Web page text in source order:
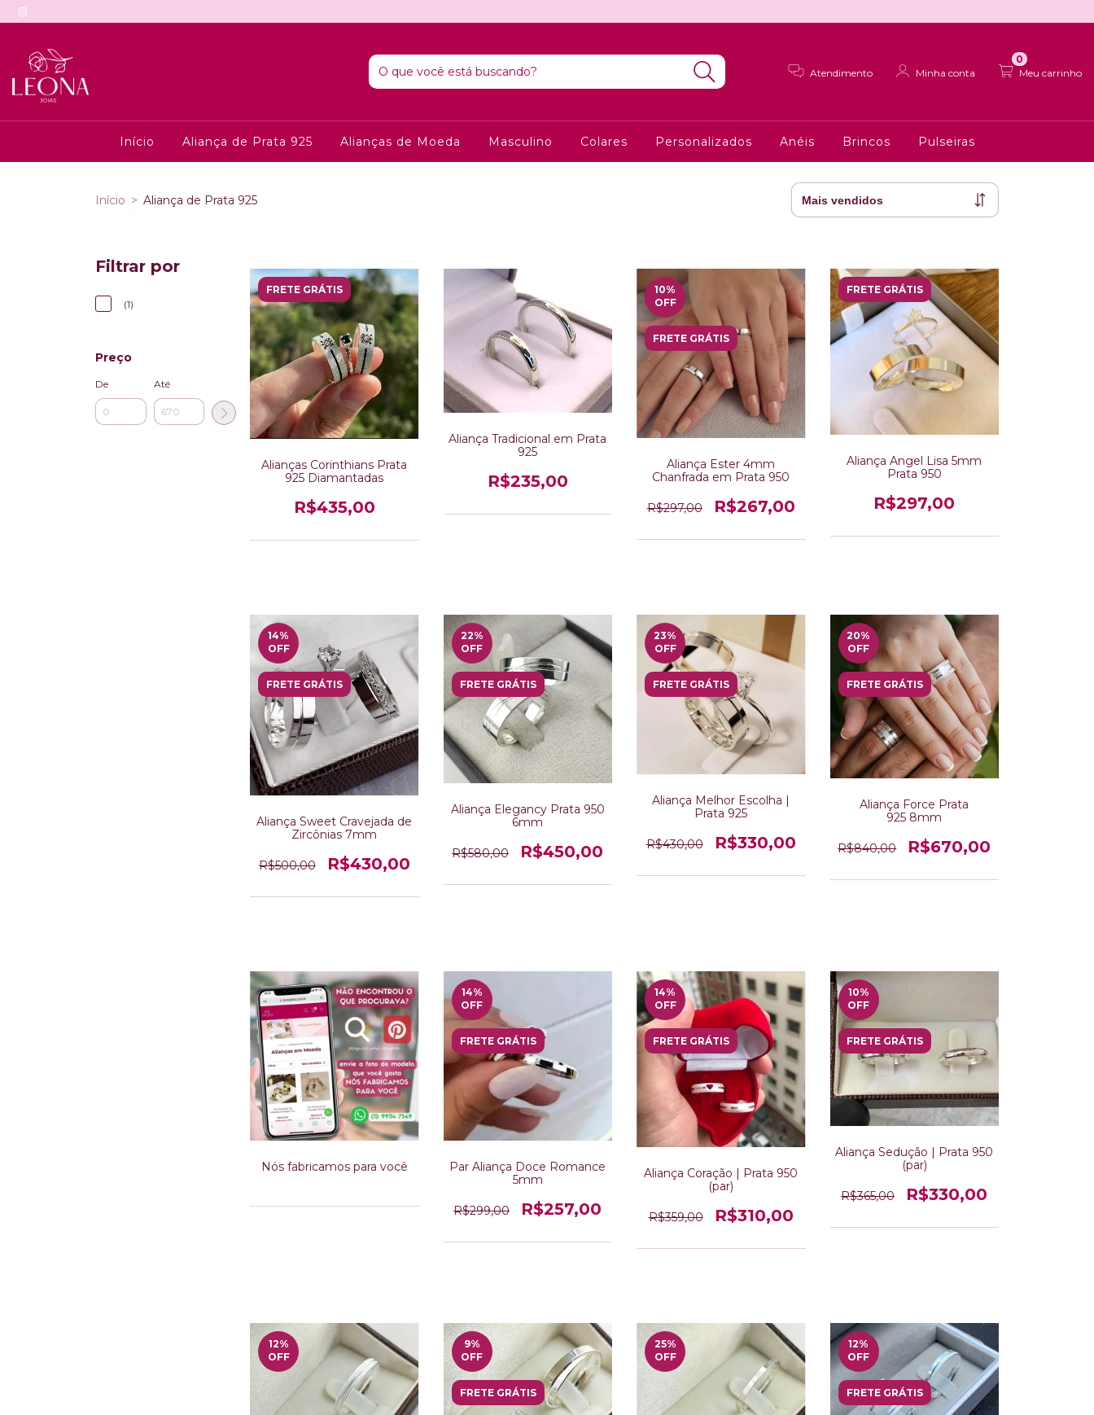
Atendimento Minha conta Meu carrinho
0
Início Aliança de Prata 925 Alianças de Moeda Masculino Colares Personalizados Anéis Brincos Pulseiras
Início > Aliança de Prata 925
Filtrar por
(1)
Preço
De Até
FRETE GRÁTIS
Alianças Corinthians Prata
925 Diamantadas
R$435,00
Aliança Tradicional em Prata
925
R$235,00
10%
OFF
FRETE GRÁTIS
Aliança Ester 4mm
Chanfrada em Prata 950
R$297,00 R$267,00
FRETE GRÁTIS
Aliança Angel Lisa 5mm
Prata 950
R$297,00
14%
OFF
FRETE GRÁTIS
Aliança Sweet Cravejada de
Zircônias 7mm
R$500,00 R$430,00
22%
OFF
FRETE GRÁTIS
Aliança Elegancy Prata 950
6mm
R$580,00 R$450,00
23%
OFF
FRETE GRÁTIS
Aliança Melhor Escolha |
Prata 925
R$430,00 R$330,00
20%
OFF
FRETE GRÁTIS
Aliança Force Prata
925 8mm
R$840,00 R$670,00
Nós fabricamos para você
14%
OFF
FRETE GRÁTIS
Par Aliança Doce Romance
5mm
R$299,00 R$257,00
14%
OFF
FRETE GRÁTIS
Aliança Coração | Prata 950
(par)
R$359,00 R$310,00
10%
OFF
FRETE GRÁTIS
Aliança Sedução | Prata 950
(par)
R$365,00 R$330,00
12%
OFF
9%
OFF
FRETE GRÁTIS
25%
OFF
12%
OFF
FRETE GRÁTIS